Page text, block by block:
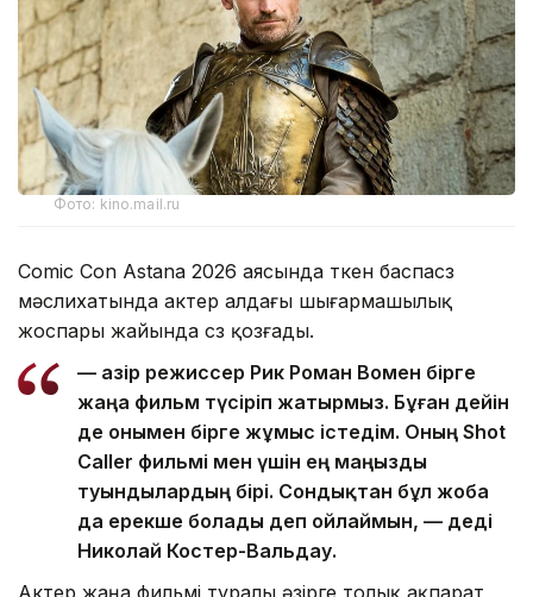
Фото: kino.mail.ru
Comic Con Astana 2026 аясында өткен баспасөз
мәслихатында актер алдағы шығармашылық
жоспары жайында сөз қозғады.
— Қазір режиссер Рик Роман Вомен бірге
жаңа фильм түсіріп жатырмыз. Бұған дейін
де онымен бірге жұмыс істедім. Оның Shot
Caller фильмі мен үшін ең маңызды
туындылардың бірі. Сондықтан бұл жоба
да ерекше болады деп ойлаймын, — деді
Николай Костер-Вальдау.